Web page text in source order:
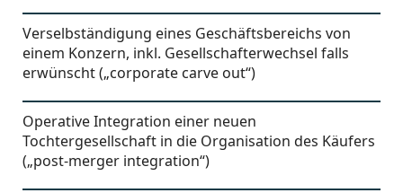
Verselbständigung eines Geschäftsbereichs von
einem Konzern, inkl. Gesellschafterwechsel falls
erwünscht („corporate carve out“)
Operative Integration einer neuen
Tochtergesellschaft in die Organisation des Käufers
(„post-merger integration“)